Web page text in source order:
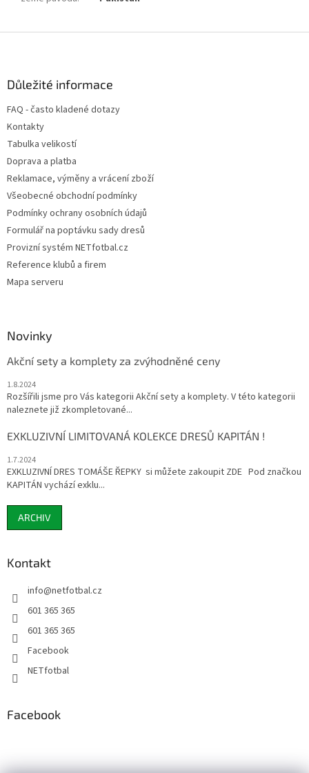
Důležité informace
FAQ - často kladené dotazy
Kontakty
Tabulka velikostí
Doprava a platba
Reklamace, výměny a vrácení zboží
Všeobecné obchodní podmínky
Podmínky ochrany osobních údajů
Formulář na poptávku sady dresů
Provizní systém NETfotbal.cz
Reference klubů a firem
Mapa serveru
Novinky
Akční sety a komplety za zvýhodněné ceny
1.8.2024
Rozšířili jsme pro Vás kategorii Akční sety a komplety. V této kategorii
naleznete již zkompletované...
EXKLUZIVNÍ LIMITOVANÁ KOLEKCE DRESŮ KAPITÁN !
1.7.2024
EXKLUZIVNÍ DRES TOMÁŠE ŘEPKY si můžete zakoupit ZDE Pod značkou
KAPITÁN vychází exklu...
ARCHIV
Kontakt
info@netfotbal.cz
601 365 365
601 365 365
Facebook
NETfotbal
Facebook